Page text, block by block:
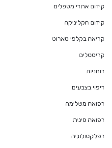
קידום אתרי מטפלים
קידום הקליניקה
קריאה בקלפי טארוט
קריסטלים
רוחניות
ריפוי בצבעים
רפואה משלימה
רפואה סינית
רפלקסולוגיה